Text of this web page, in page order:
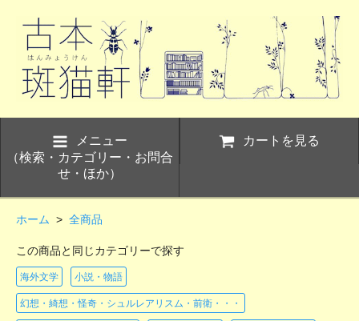
メニュー
（検索・カテゴリー・お問合
せ・ほか）
カートを見る
ホーム > 全商品
この商品と同じカテゴリーで探す
海外文学 小説・物語
幻想・綺想・怪奇・シュルレアリスム・前衛・・・